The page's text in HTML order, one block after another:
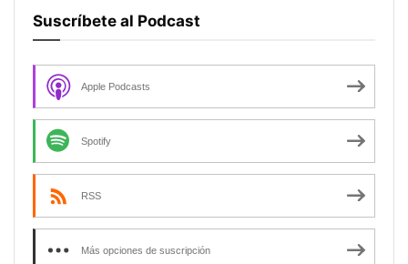
Suscríbete al Podcast
Apple Podcasts
Spotify
RSS
Más opciones de suscripción